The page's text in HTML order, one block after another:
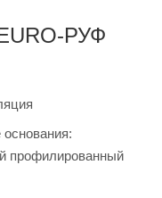
РУФ
профилированный